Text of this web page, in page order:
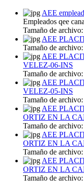
AEE
Empleados qee
Tamaño de archivo:
AEE
Tamaño de archivo:
AEE
VELEZ-06-INS
Tamaño de archivo:
AEE
VELEZ-05-INS
Tamaño de archivo:
AEE
ORTIZ EN LA
Tamaño de archivo:
AEE
ORTIZ EN LA
Tamaño de archivo:
AEE
ORTIZ EN LA
Tamaño de archivo: